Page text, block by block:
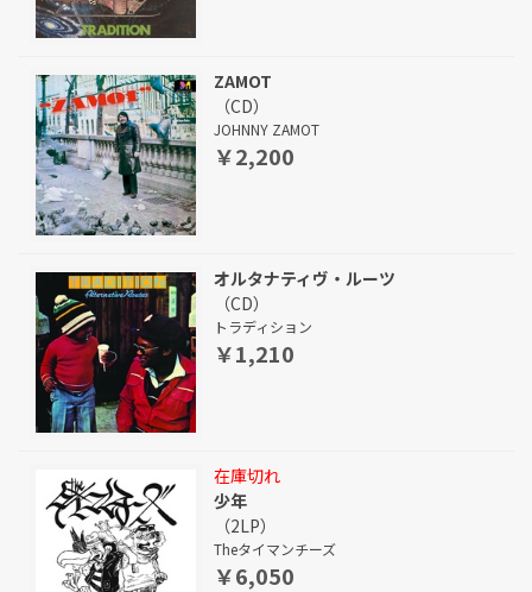
ZAMOT
（CD）
JOHNNY ZAMOT
￥2,200
オルタナティヴ・ルーツ
（CD）
トラディション
￥1,210
在庫切れ
少年
（2LP）
Theタイマンチーズ
￥6,050